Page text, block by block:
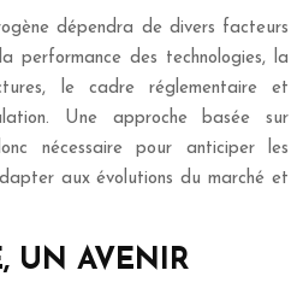
dépendra de divers facteurs
performance des technologies, la
le cadre réglementaire et
Une approche basée sur
nécessaire pour anticiper les
aux évolutions du marché et
UN AVENIR